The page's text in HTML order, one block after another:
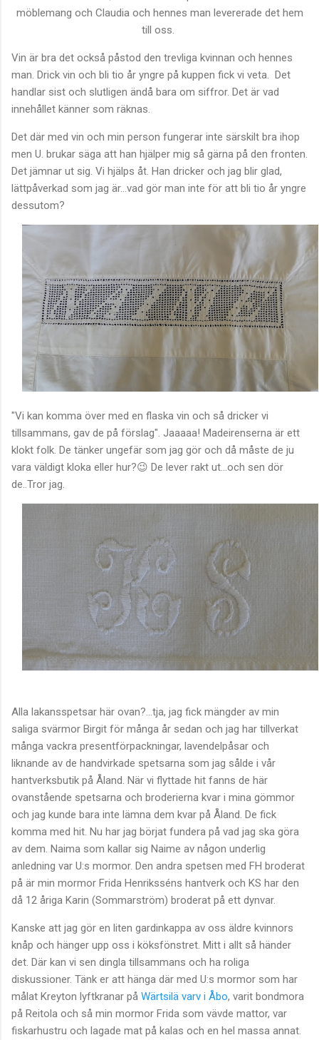
möblemang och Claudia och hennes man levererade det hem
till oss.
Vin är bra det också påstod den trevliga kvinnan och hennes
man. Drick vin och bli tio år yngre på kuppen fick vi veta. Det
handlar sist och slutligen ändå bara om siffror. Det är vad
innehållet känner som räknas.
Det där med vin och min person fungerar inte särskilt bra ihop
men U. brukar säga att han hjälper mig så gärna på den fronten.
Det jämnar ut sig. Vi hjälps åt. Han dricker och jag blir glad,
lättpåverkad som jag är...vad gör man inte för att bli tio år yngre
dessutom?
"Vi kan komma över med en flaska vin och så dricker vi
tillsammans, gav de på förslag". Jaaaaa! Madeirenserna är ett
klokt folk. De tänker ungefär som jag gör och då måste de ju
vara väldigt kloka eller hur?😉 De lever rakt ut...och sen dör
de..Tror jag.
Alla lakansspetsar här ovan?...tja, jag fick mängder av min
saliga svärmor Birgit för många år sedan och jag har tillverkat
många vackra presentförpackningar, lavendelpåsar och
liknande av de handvirkade spetsarna som jag sålde i vår
hantverksbutik på Åland. När vi flyttade hit fanns de här
ovanstående spetsarna och broderierna kvar i mina gömmor
och jag kunde bara inte lämna dem kvar på Åland. De fick
komma med hit. Nu har jag börjat fundera på vad jag ska göra
av dem. Naima som kallar sig Naime av någon underlig
anledning var U:s mormor. Den andra spetsen med FH broderat
på är min mormor Frida Henriksséns hantverk och KS har den
då 12 åriga Karin (Sommarström) broderat på ett dynvar.
Kanske att jag gör en liten gardinkappa av oss äldre kvinnors
knåp och hänger upp oss i köksfönstret. Mitt i allt så händer
det. Där kan vi sen dingla tillsammans och ha roliga
diskussioner. Tänk er att hänga där med U:s mormor som har
målat Kreyton lyftkranar på Wärtsilä varv i Åbo, varit bondmora
på Reitola och så min mormor Frida som vävde mattor, var
fiskarhustru och lagade mat på kalas och en hel massa annat.